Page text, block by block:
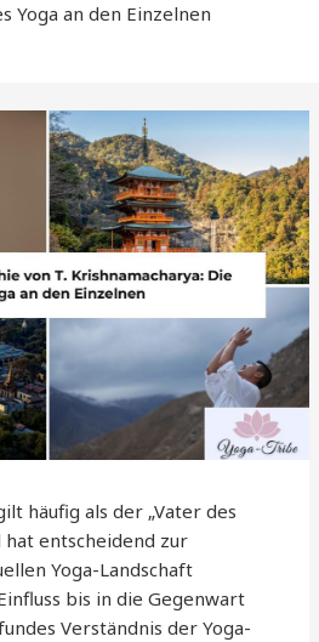
Yoga an den Einzelnen
häufig als der „Vater des
hat entscheidend zur
Yoga-Landschaft
bis in die Gegenwart
Verständnis der Yoga-